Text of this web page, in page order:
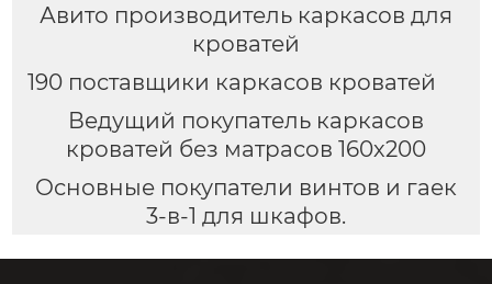
Авито производитель каркасов для
кроватей
190 поставщики каркасов кроватей
Ведущий покупатель каркасов
кроватей без матрасов 160х200
Основные покупатели винтов и гаек
3-в-1 для шкафов.